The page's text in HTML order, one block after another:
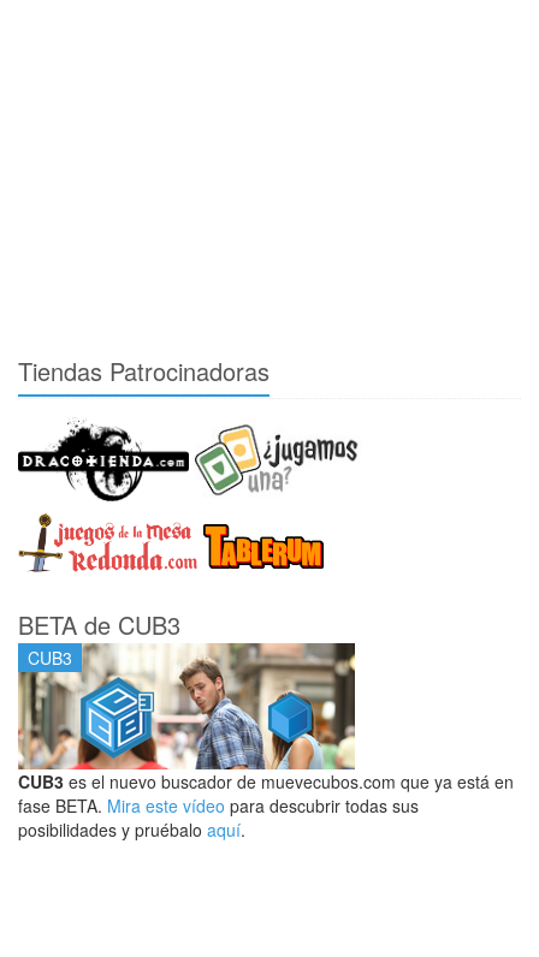
Tiendas Patrocinadoras
BETA de CUB3
CUB3
CUB3 es el nuevo buscador de muevecubos.com que ya está en
fase BETA. Mira este vídeo para descubrir todas sus
posibilidades y pruébalo aquí.